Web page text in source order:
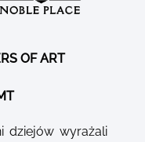
OF ART
dziejów wyrażali